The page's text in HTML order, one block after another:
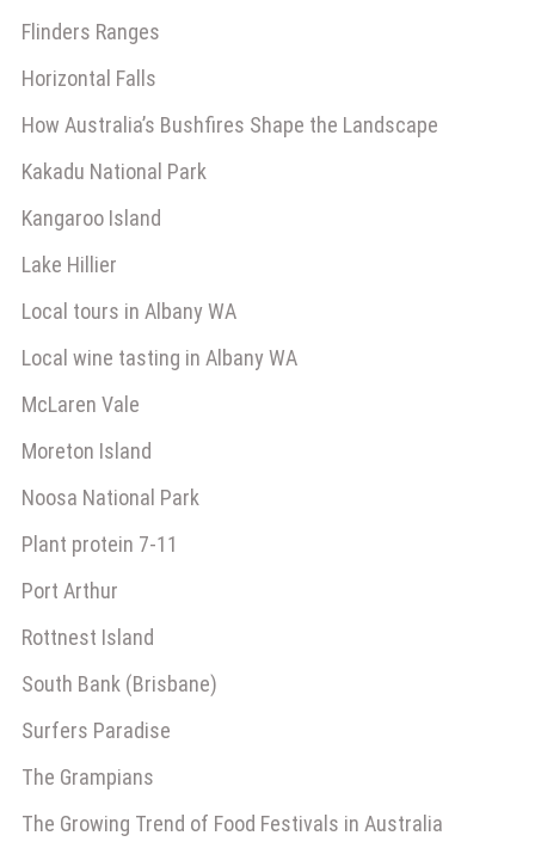
Flinders Ranges
Horizontal Falls
How Australia’s Bushfires Shape the Landscape
Kakadu National Park
Kangaroo Island
Lake Hillier
Local tours in Albany WA
Local wine tasting in Albany WA
McLaren Vale
Moreton Island
Noosa National Park
Plant protein 7-11
Port Arthur
Rottnest Island
South Bank (Brisbane)
Surfers Paradise
The Grampians
The Growing Trend of Food Festivals in Australia